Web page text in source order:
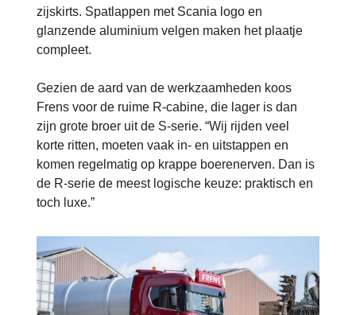
zijskirts. Spatlappen met Scania logo en
glanzende aluminium velgen maken het plaatje
compleet.
Gezien de aard van de werkzaamheden koos
Frens voor de ruime R-cabine, die lager is dan
zijn grote broer uit de S-serie. “Wij rijden veel
korte ritten, moeten vaak in- en uitstappen en
komen regelmatig op krappe boerenerven. Dan is
de R-serie de meest logische keuze: praktisch en
toch luxe.”